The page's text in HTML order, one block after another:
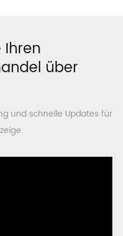
über
und schnelle Updates für